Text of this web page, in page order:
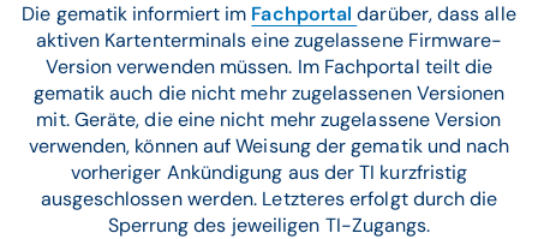
Die gematik informiert im Fachportaldarüber, dass alle
aktiven Kartenterminals eine zugelassene Firmware-
Version verwenden müssen. Im Fachportal teilt die
gematik auch die nicht mehr zugelassenen Versionen
mit. Geräte, die eine nicht mehr zugelassene Version
verwenden, können auf Weisung der gematik und nach
vorheriger Ankündigung aus der TI kurzfristig
ausgeschlossen werden. Letzteres erfolgt durch die
Sperrung des jeweiligen TI-Zugangs.